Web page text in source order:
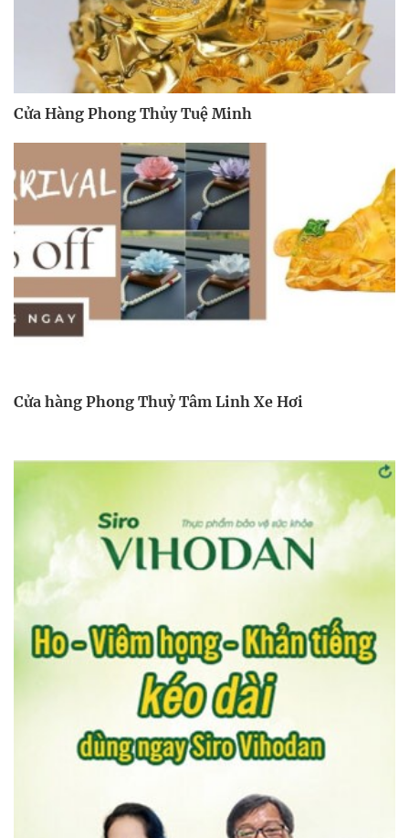
Cửa Hàng Phong Thủy Tuệ Minh
Cửa hàng Phong Thuỷ Tâm Linh Xe Hơi